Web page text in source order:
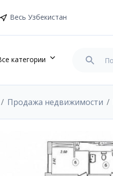
Весь Узбекистан
категории
Продажа недвижимости